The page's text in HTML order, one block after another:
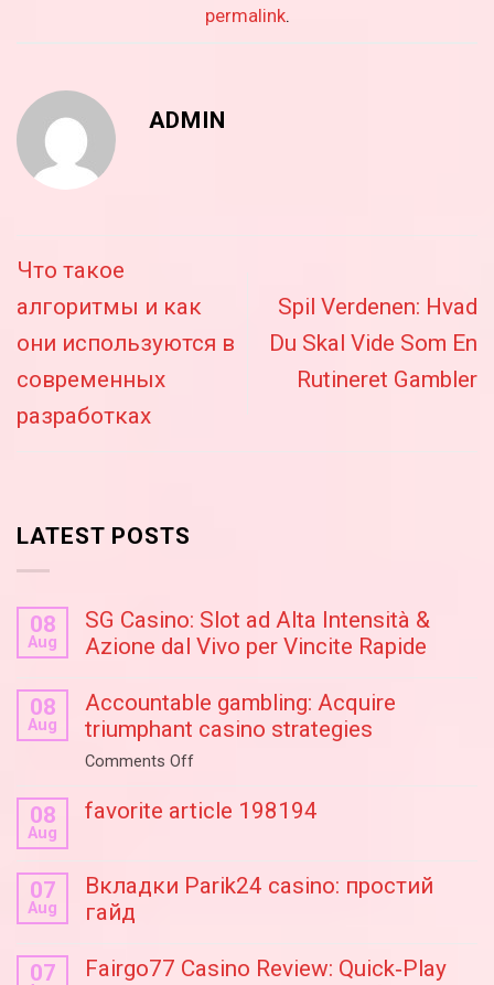
permalink.
ADMIN
Что такое
алгоритмы и как
они используются в
современных
разработках
Spil Verdenen: Hvad
Du Skal Vide Som En
Rutineret Gambler
LATEST POSTS
08
Aug
SG Casino: Slot ad Alta Intensità &
Azione dal Vivo per Vincite Rapide
08
Aug
Accountable gambling: Acquire
triumphant casino strategies
Comments Offon
gambling:
casino
08
Aug
favorite article 198194
07
Aug
Вкладки Parik24 casino: простий
гайд
07
Fairgo77 Casino Review: Quick‑Play